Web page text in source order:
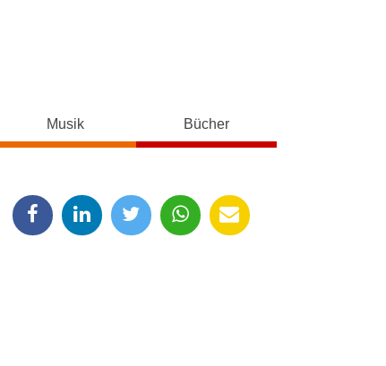
Musik Bücher